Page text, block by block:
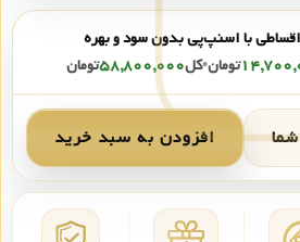
با اسنپ‌پی بدون سود و بهره
تومان•کل۵۸,۸۰۰,۰۰۰تومان
افزودن به سبد خرید